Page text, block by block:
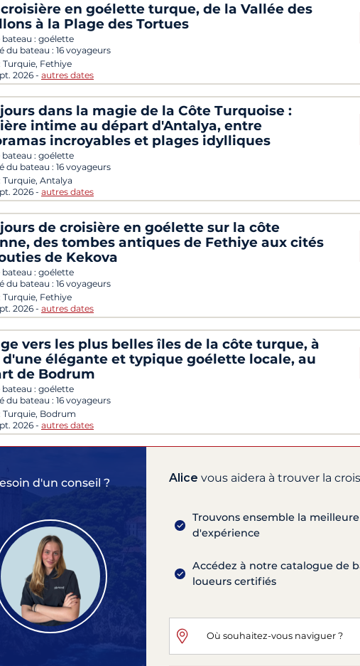
en goélette turque, de la Vallée des
à la Plage des Tortues
bateau : goélette
du bateau : 16 voyageurs
Turquie, Fethiye
2026 - autres dates
dans la magie de la Côte Turquoise :
intime au départ d'Antalya, entre
incroyables et plages idylliques
bateau : goélette
du bateau : 16 voyageurs
Turquie, Antalya
2026 - autres dates
de croisière en goélette sur la côte
des tombes antiques de Fethiye aux cités
de Kekova
bateau : goélette
du bateau : 16 voyageurs
Turquie, Fethiye
2026 - autres dates
vers les plus belles îles de la côte turque, à
d'une élégante et typique goélette locale, au
de Bodrum
bateau : goélette
du bateau : 16 voyageurs
Turquie, Bodrum
2026 - autres dates
d'un conseil ? Alice vous aidera à trouver la
Trouvons ensemble la
d'expérience
Accédez à notre catalogue de
loueurs certifiés